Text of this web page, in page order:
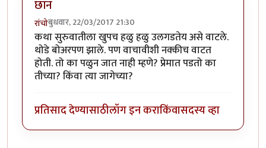
छान
रांचोबुधवार, 22/03/2017 21:30
कथा सुरुवातीला खुपच हळु हळु उलगडतेय असे वाटले.
थोडे बोअरपण झाले. पण वाचावीशी नक्कीच वाटत
होती. तो का पळुन जात नाही म्हणे? प्रेमात पडतो का
तीच्या? किंवा त्या जागेच्या?
प्रतिसाद देण्यासाठीलॉग इन कराकिंवासदस्य व्हा